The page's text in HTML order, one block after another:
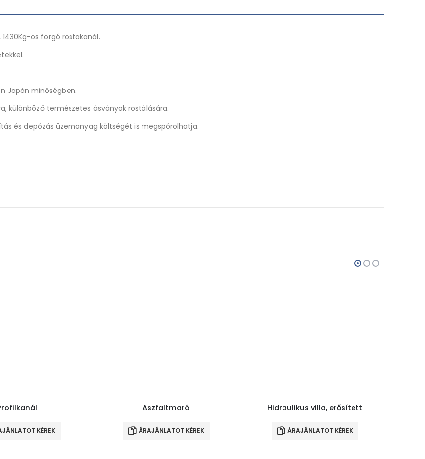
os forgó rostakanál.
Japán minőségben.
különböző természetes ásványok rostálására.
és depózás üzemanyag költségét is megspórolhatja.
KÉREK
Aszfaltmaró
ÁRAJÁNLATOT KÉREK
Hidraulikus villa, erősített
ÁRAJÁNLATOT KÉREK